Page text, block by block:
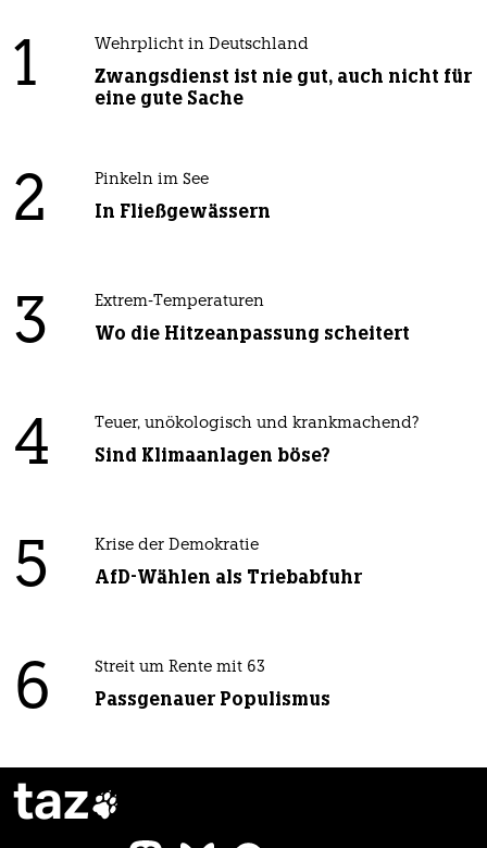
1 Wehrplicht in Deutschland
Zwangsdienst ist nie gut, auch nicht für
eine gute Sache
2 Pinkeln im See
In Fließgewässern
3 Extrem-Temperaturen
Wo die Hitzeanpassung scheitert
4 Teuer, unökologisch und krankmachend?
Sind Klimaanlagen böse?
5 Krise der Demokratie
AfD-Wählen als Triebabfuhr
6 Streit um Rente mit 63
Passgenauer Populismus
taz